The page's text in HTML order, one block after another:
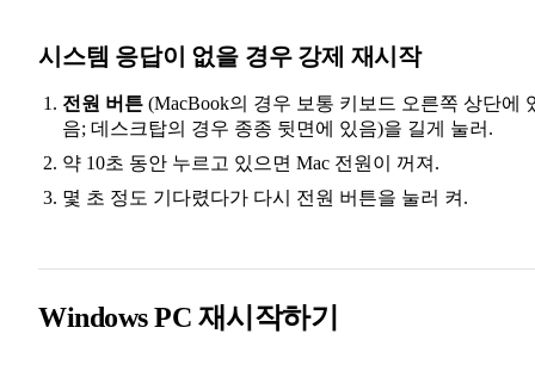
시스템 응답이 없을 경우 강제 재시작
전원 버튼 (MacBook의 경우 보통 키보드 오른쪽 상단에
음; 데스크탑의 경우 종종 뒷면에 있음)을 길게 눌러.
약 10초 동안 누르고 있으면 Mac 전원이 꺼져.
몇 초 정도 기다렸다가 다시 전원 버튼을 눌러 켜.
Windows PC 재시작하기